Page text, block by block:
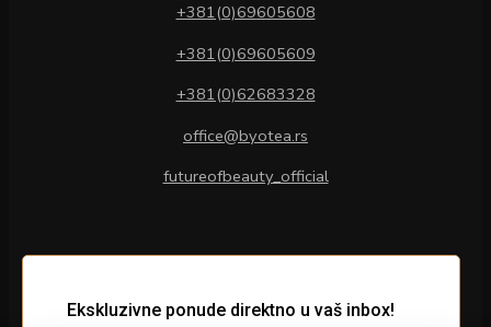
+381(0)69605608
+381(0)69605609
+381(0)62683328
office@byotea.rs
futureofbeauty_official